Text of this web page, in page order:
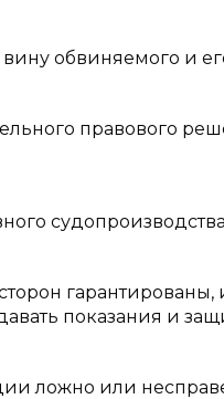
обвиняемого и
правового
гарантированы,
показания и
ложно или